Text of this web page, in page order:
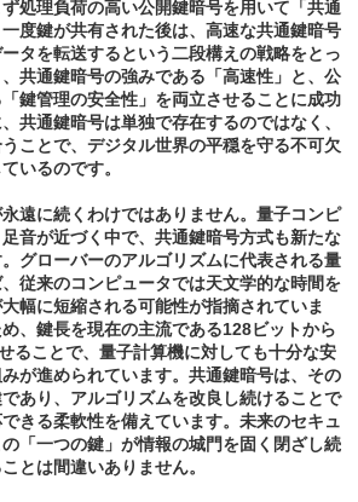
処理負荷の高い公開鍵暗号を用いて「共通
度鍵が共有された後は、高速な共通鍵暗号
タを転送するという二段構えの戦略をとっ
共通鍵暗号の強みである「高速性」と、公
鍵管理の安全性」を両立させることに成功
共通鍵暗号は単独で存在するのではなく、
ことで、デジタル世界の平穏を守る不可欠
いるのです。
遠に続くわけではありません。量子コンピ
音が近づく中で、共通鍵暗号方式も新たな
グローバーのアルゴリズムに代表される量
従来のコンピュータでは天文学的な時間を
幅に短縮される可能性が指摘されていま
、鍵長を現在の主流である128ビットから
ることで、量子計算機に対しても十分な安
が進められています。共通鍵暗号は、その
あり、アルゴリズムを改良し続けることで
きる柔軟性を備えています。未来のセキュ
「一つの鍵」が情報の城門を固く閉ざし続
とは間違いありません。